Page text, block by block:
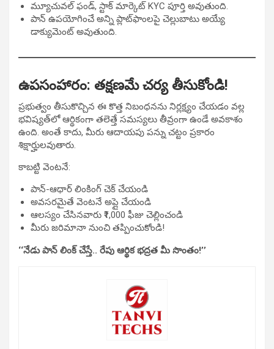
మ్యూచువల్ ఫండ్, స్టాక్ మార్కెట్ KYC పూర్తి అవుతుంది.
పాన్ ఉపయోగించే అన్ని ప్లాట్‌ఫాంలపై చెల్లుబాటు అయ్యే
డాక్యుమెంట్ అవుతుంది.
ఉపసంహారం: తక్షణమే చర్య తీసుకోండి!
ప్రభుత్వం తీసుకొచ్చిన ఈ కొత్త నిబంధనను నిర్లక్ష్యం చేయడం వల్ల
భవిష్యత్‌లో ఆర్థికంగా తలెత్తే సమస్యలు తీవ్రంగా ఉండే అవకాశం
ఉంది. అంతే కాదు, మీరు ఆదాయపు పన్ను చట్టం ప్రకారం
శిక్షార్హులవుతారు.
కాబట్టి వెంటనే:
పాన్-ఆధార్ లింకింగ్ చెక్ చేయండి
అవసరమైతే వెంటనే అప్లై చేయండి
ఆలస్యం చేసినవారు ₹1,000 ఫీజు చెల్లించండి
మీరు జరిమానా నుంచి తప్పించుకోండి!
‘‘నేడు పాన్ లింక్ చేస్తే.. రేపు ఆర్థిక భద్రత మీ సొంతం!’’